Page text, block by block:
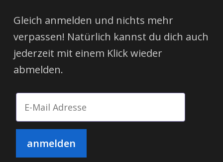
Gleich anmelden und nichts mehr
verpassen! Natürlich kannst du dich auch
jederzeit mit einem Klick wieder
abmelden.